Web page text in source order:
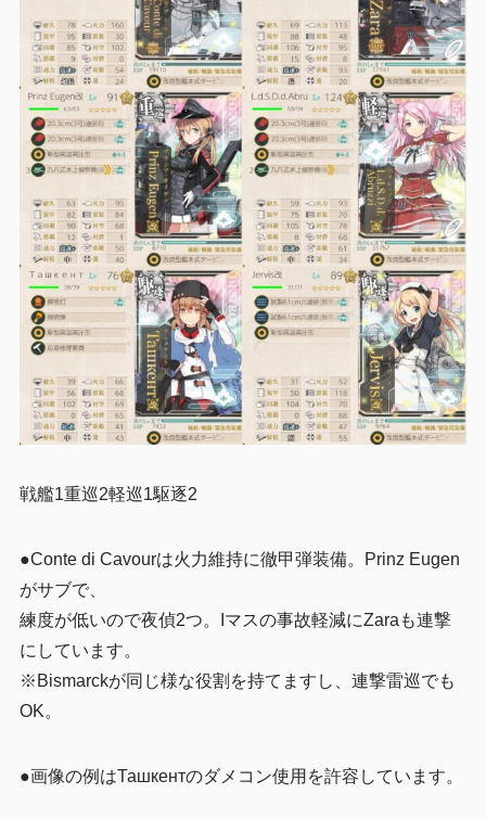
戦艦1重巡2軽巡1駆逐2
●Conte di Cavourは火力維持に徹甲弾装備。Prinz Eugen
がサブで、
練度が低いので夜偵2つ。Iマスの事故軽減にZaraも連撃
にしています。
※Bismarckが同じ様な役割を持てますし、連撃雷巡でも
OK。
●画像の例はТашкентのダメコン使用を許容しています。